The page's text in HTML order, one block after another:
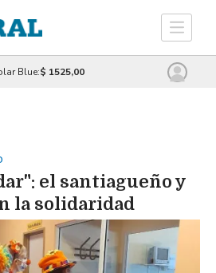
Blue:$ 1525,00
el santiagueño y
la solidaridad